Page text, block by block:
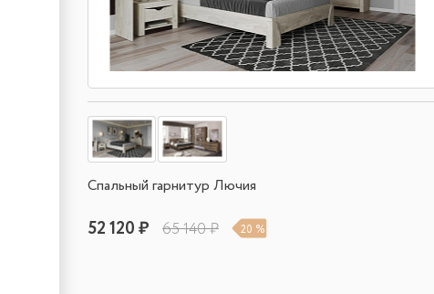
Спальный гарнитур Лючия
52 120 ₽ 65 140 ₽ 20 %